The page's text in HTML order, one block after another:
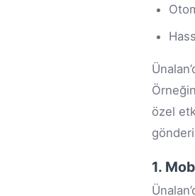
özel
1.